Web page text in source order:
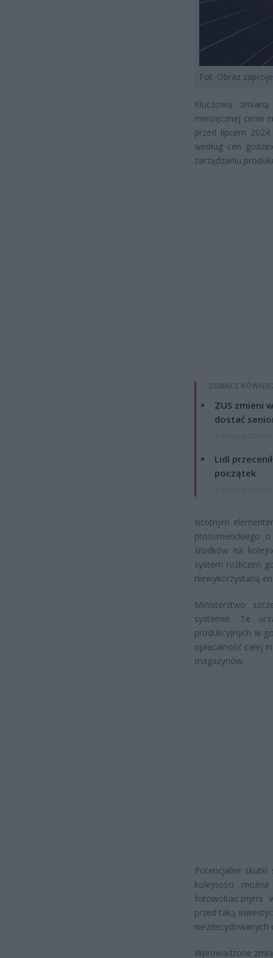
Fot. Obraz
Kluczową
miesięcznej cenie
przed lipcem
według cen
zarządzaniu
ZOBACZ
ZUS zmieni
dostać
Lidl
początek
Istotnym
prosumenckiego
środków na
system rozliczeń
niewykorzystaną
Ministerstwo
systemie. Te
produkcyjnych w
opłacalność całej
magazynów.
Potencjalne skutki
kolejności
fotowoltaicznymi
przed taką
Wprowadzone